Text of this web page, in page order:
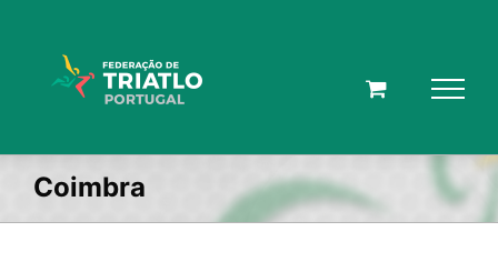
Coimbra